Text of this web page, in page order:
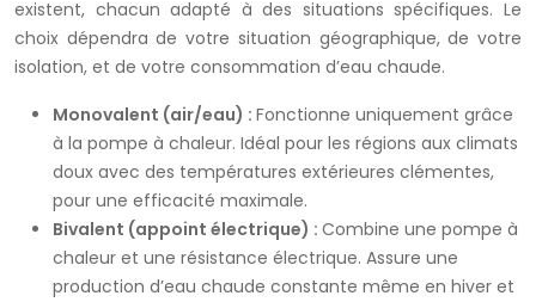
existent, chacun adapté à des situations spécifiques. Le
choix dépendra de votre situation géographique, de votre
isolation, et de votre consommation d’eau chaude.
Monovalent (air/eau) : Fonctionne uniquement grâce
à la pompe à chaleur. Idéal pour les régions aux climats
doux avec des températures extérieures clémentes,
pour une efficacité maximale.
Bivalent (appoint électrique) : Combine une pompe à
chaleur et une résistance électrique. Assure une
production d’eau chaude constante même en hiver et